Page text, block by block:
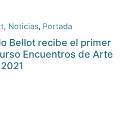
, Noticias, Portada
Bellot recibe el primer
Encuentros de Arte